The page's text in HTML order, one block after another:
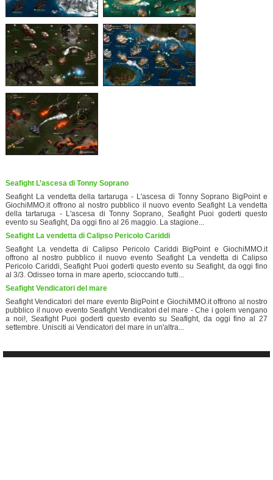
Seafight L’ascesa di Tonny Soprano
Seafight La vendetta della tartaruga - L'ascesa di Tonny Soprano BigPoint e
GiochiMMO.it offrono al nostro pubblico il nuovo evento Seafight La vendetta
della tartaruga - L'ascesa di Tonny Soprano, Seafight Puoi goderti questo
evento su Seafight, Da oggi fino al 26 maggio. La stagione...
Seafight La vendetta di Calipso Pericolo Cariddi
Seafight La vendetta di Calipso Pericolo Cariddi BigPoint e GiochiMMO.it
offrono al nostro pubblico il nuovo evento Seafight La vendetta di Calipso
Pericolo Cariddi, Seafight Puoi goderti questo evento su Seafight, da oggi fino
al 3/3. Odisseo torna in mare aperto, scioccando tutti...
Seafight Vendicatori del mare
Seafight Vendicatori del mare evento BigPoint e GiochiMMO.it offrono al nostro
pubblico il nuovo evento Seafight Vendicatori del mare - Che i golem vengano
a noi!, Seafight Puoi goderti questo evento su Seafight, da oggi fino al 27
settembre. Unisciti ai Vendicatori del mare in un'altra...